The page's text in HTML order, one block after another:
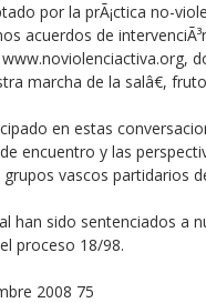
por la prÃ¡ctica no-
acuerdos de
marcha de la salâ€,
en estas
encuentro y las
vascos partidarios
han sido sentenciados a
proceso 18/98.
2008 75